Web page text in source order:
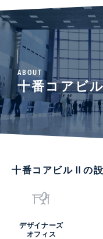
ABOUT
十番コアビ
十番コアビルⅡの
デザイナーズ
オフィス